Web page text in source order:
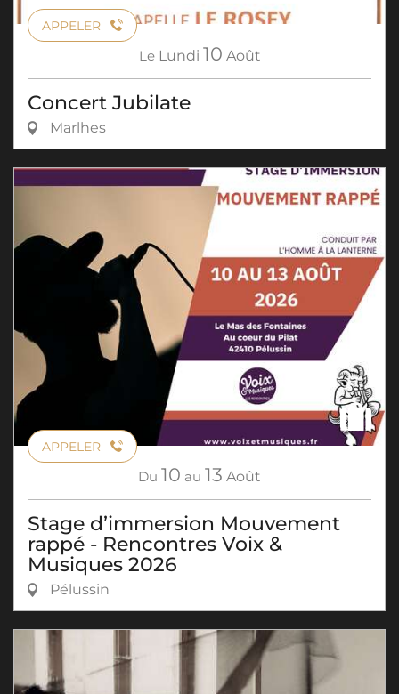
APPELER
Le Lundi 10 Août
Concert Jubilate
Marlhes
APPELER
Du 10 au 13 Août
Stage d’immersion Mouvement
rappé - Rencontres Voix &
Musiques 2026
Pélussin